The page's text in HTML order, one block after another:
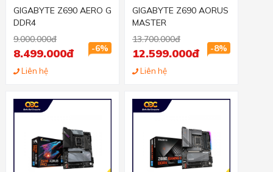
GIGABYTE Z690 AERO G
DDR4
9.000.000đ
-6%
8.499.000đ
Liên hệ
GIGABYTE Z690 AORUS
MASTER
13.700.000đ
-8%
12.599.000đ
Liên hệ